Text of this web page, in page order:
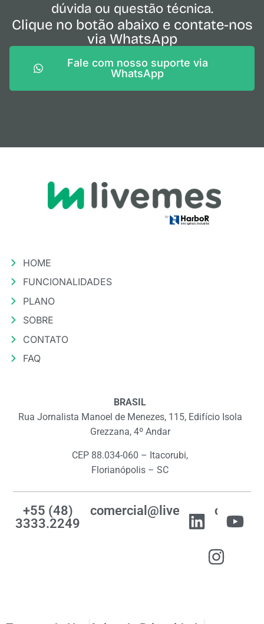
dúvida ou questão técnica.
Clique no botão abaixo e contate-nos
via WhatsApp
Fale com nosso suporte via
WhatsApp
HOME
FUNCIONALIDADES
PLANO
SOBRE
CONTATO
FAQ
BRASIL
Rua Jornalista Manoel de Menezes, 115, Edifício Isola
Grezzana, 4º Andar
CEP 88.034-060 – Itacorubi,
Florianópolis – SC
+55 (48)
3333.2249
comercial@livemes.com